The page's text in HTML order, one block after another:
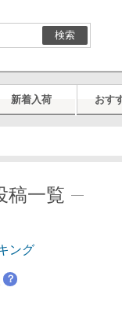
検索
新着入荷 おす
稿一覧
ング
？